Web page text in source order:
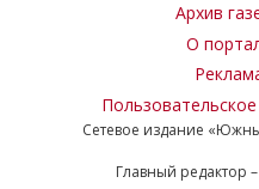
Архив
О
Сетевое издание
Главный редактор